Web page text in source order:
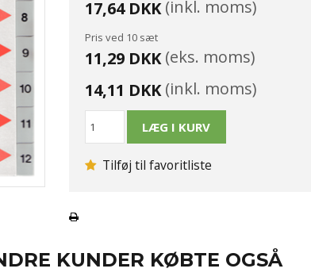
17,64 DKK(inkl. moms)
Pris ved 10 sæt
11,29 DKK(eks. moms)
14,11 DKK(inkl. moms)
Tilføj til favoritliste
KUNDER KØBTE OGSÅ